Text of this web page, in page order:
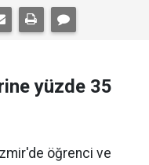
yüzde 35
öğrenci ve